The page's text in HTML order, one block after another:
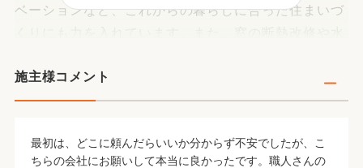
ベーションなど、これからの暮らしに合った住まいづ
得意としています。構造・性能・デザインのバランス
を大切にしながら、何年経っても「この家で良かっ
に寄り添うパートナーとして、住まいづくりに向き合
施主様コメント
最初は、どこに頼んだらいいか分からず不安でしたが、こ
ちらの会社にお願いして本当に良かったです。職人さんの